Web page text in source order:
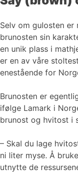
Selv om gulosten
brunosten sin
en unik plass i
er en av våre
enestående for
Brunosten er
ifølge Lamark i
brunost og hvitost i
– Skal du lage
ni liter myse. Å
utnytte de